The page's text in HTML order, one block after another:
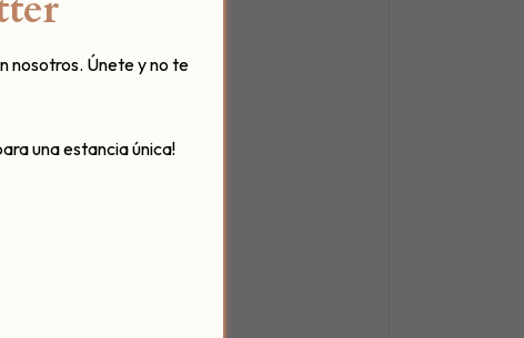
nosotros. Únete y no te
una estancia única!